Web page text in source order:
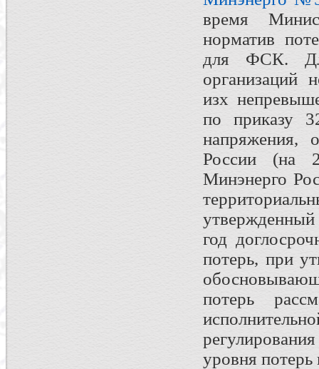
время
норматив
для ФСК.
организаций
изх
по приказу
напряжения,
России (на
Минэнерго
год
потерь, при
потерь
уровня